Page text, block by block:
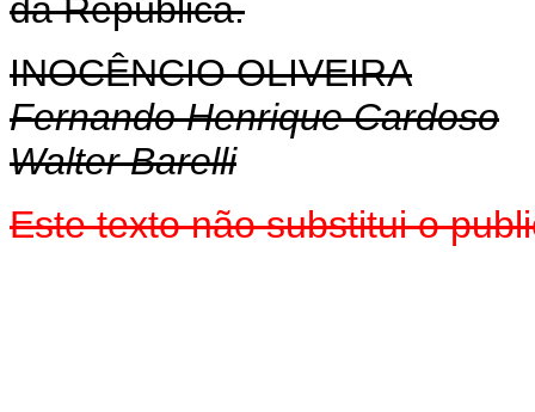
da República.
INOCÊNCIO OLIVEIRA
Fernando Henrique Cardoso
Walter Barelli
Este texto não substitui o